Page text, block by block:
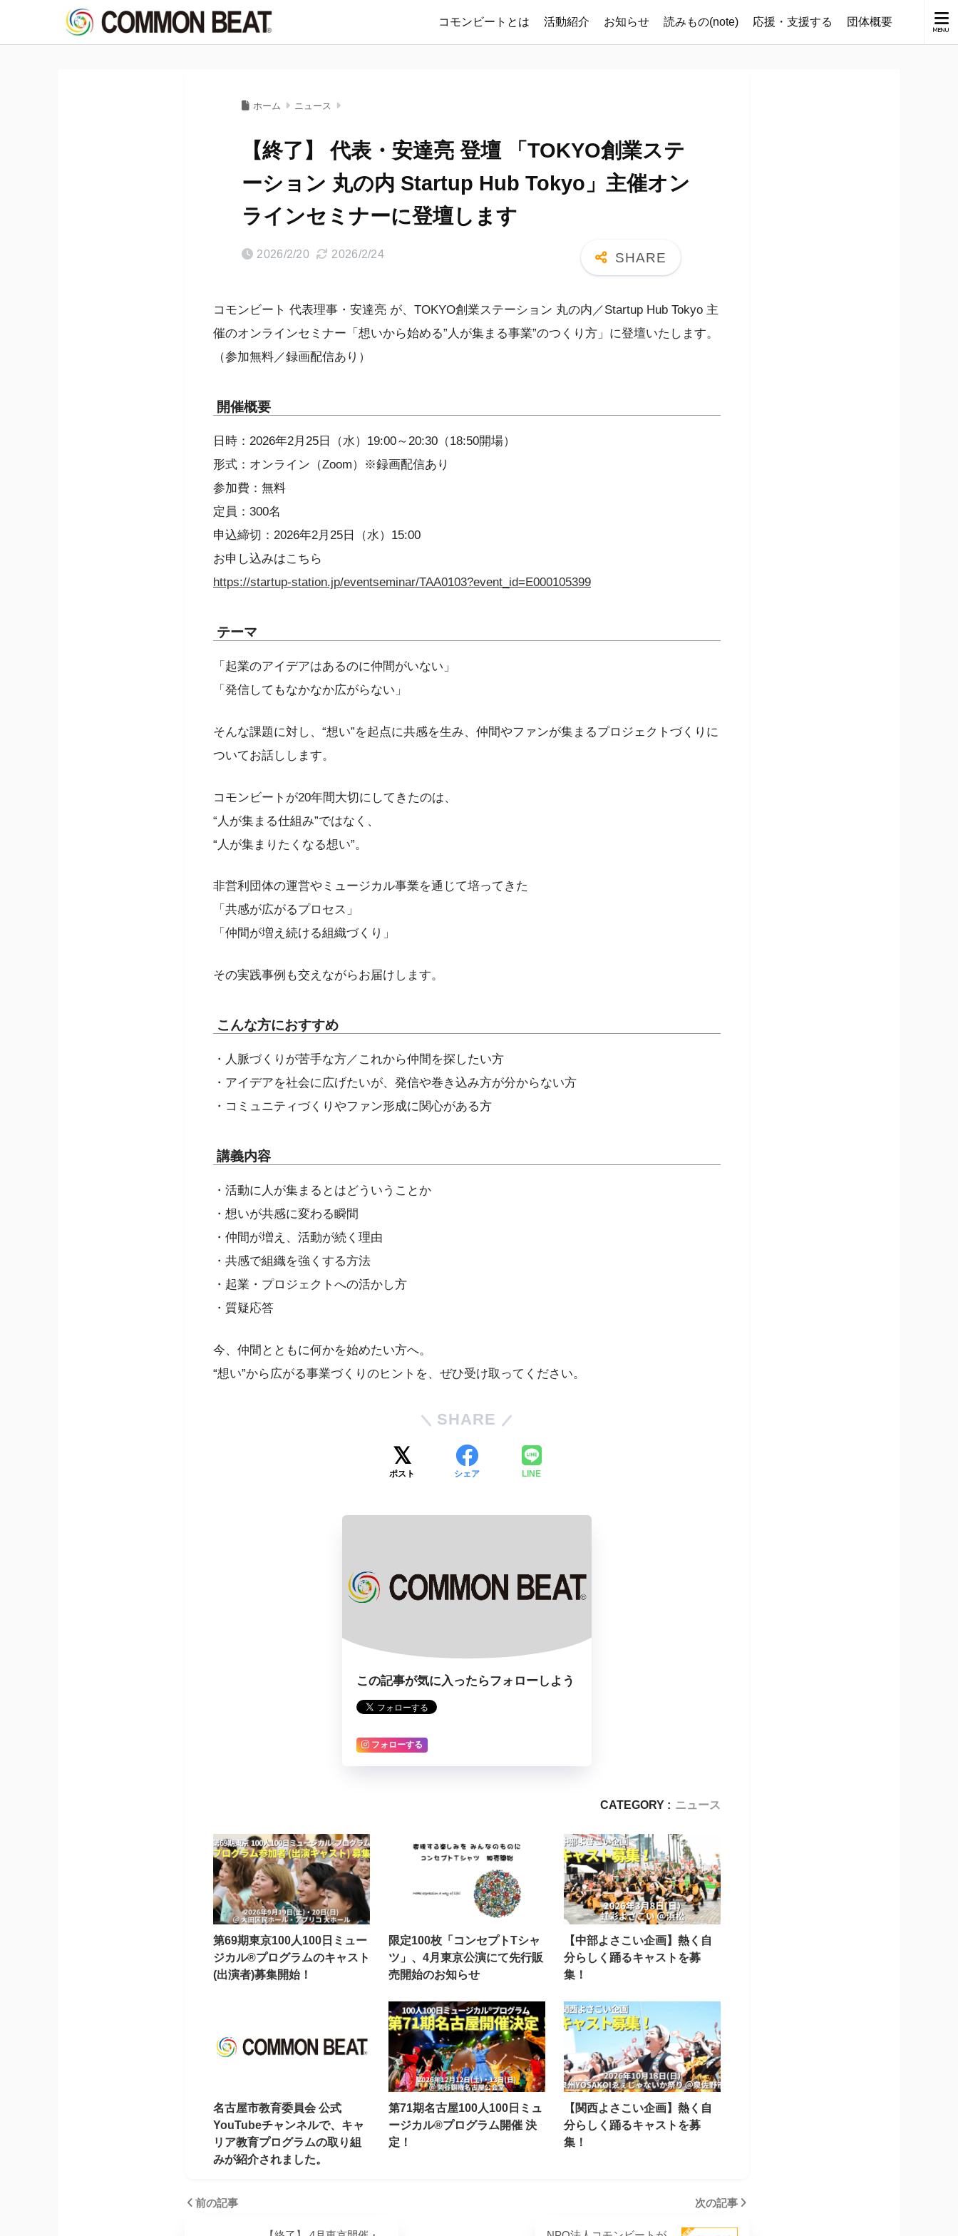
コモンビートとは 活動紹介 お知らせ 読みもの(note) 応援・支援する 団体概要
ホーム ニュース
【終了】 代表・安達亮 登壇 「TOKYO創業ステ
ーション 丸の内 Startup Hub Tokyo」主催オン
ラインセミナーに登壇します
2026/2/20 2026/2/24
コモンビート 代表理事・安達亮 が、TOKYO創業ステーション 丸の内／Startup Hub Tokyo 主
催のオンラインセミナー「想いから始める”人が集まる事業”のつくり方」に登壇いたします。
（参加無料／録画配信あり）
開催概要
日時：2026年2月25日（水）19:00～20:30（18:50開場）
形式：オンライン（Zoom）※録画配信あり
参加費：無料
定員：300名
申込締切：2026年2月25日（水）15:00
お申し込みはこちら
https://startup-station.jp/eventseminar/TAA0103?event_id=E000105399
テーマ
「起業のアイデアはあるのに仲間がいない」
「発信してもなかなか広がらない」
そんな課題に対し、“想い”を起点に共感を生み、仲間やファンが集まるプロジェクトづくりに
ついてお話しします。
コモンビートが20年間大切にしてきたのは、
“人が集まる仕組み”ではなく、
“人が集まりたくなる想い”。
非営利団体の運営やミュージカル事業を通じて培ってきた
「共感が広がるプロセス」
「仲間が増え続ける組織づくり」
その実践事例も交えながらお届けします。
こんな方におすすめ
・人脈づくりが苦手な方／これから仲間を探したい方
・アイデアを社会に広げたいが、発信や巻き込み方が分からない方
・コミュニティづくりやファン形成に関心がある方
講義内容
・活動に人が集まるとはどういうことか
・想いが共感に変わる瞬間
・仲間が増え、活動が続く理由
・共感で組織を強くする方法
・起業・プロジェクトへの活かし方
・質疑応答
今、仲間とともに何かを始めたい方へ。
“想い”から広がる事業づくりのヒントを、ぜひ受け取ってください。
SHARE
ポスト シェア LINE
この記事が気に入ったらフォローしよう
フォローする
CATEGORY : ニュース
第69期東京100人100日ミュー
ジカル®︎プログラムのキャスト
(出演者)募集開始！
限定100枚「コンセプトTシャ
ツ」、4月東京公演にて先行販
売開始のお知らせ
【中部よさこい企画】熱く自
分らしく踊るキャストを募
集！
名古屋市教育委員会 公式
YouTubeチャンネルで、キャ
リア教育プログラムの取り組
みが紹介されました。
第71期名古屋100人100日ミュ
ージカル®プログラム開催 決
定！
【関西よさこい企画】熱く自
分らしく踊るキャストを募
集！
前の記事 次の記事